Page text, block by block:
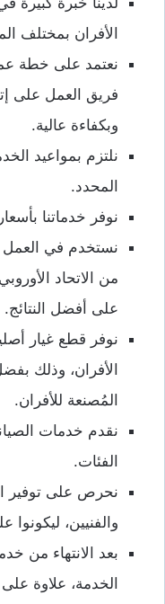
الأفران بمختلف
نعتمد على خطة
فريق العمل على
وبكفاءة عالية.
نلتزم بمواعيد
المحدد.
نوفر خدماتنا
نستخدم في العمل
من الاتحاد
على أفضل النتائج.
نوفر قطع غيار
الأفران، وذلك
المُصنعة للأفران.
نقدم خدمات
الفئات.
نحرص على توفير
والفنيين،
بعد الانتهاء من
الخدمة، علاوة